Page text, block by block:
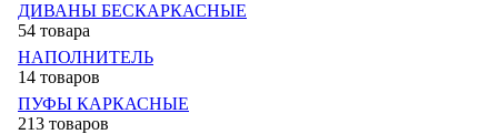
ДИВАНЫ БЕСКАРКАСНЫЕ
54 товара
НАПОЛНИТЕЛЬ
14 товаров
ПУФЫ КАРКАСНЫЕ
213 товаров